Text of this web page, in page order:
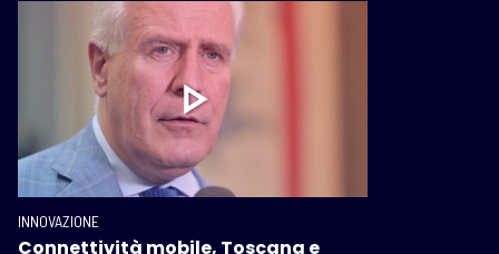
INNOVAZIONE
Connettività mobile, Toscana e